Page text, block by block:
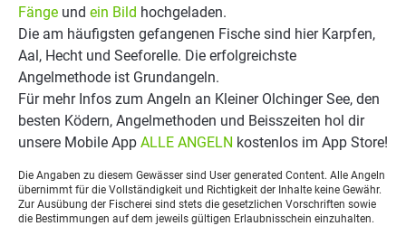
Fänge und ein Bild hochgeladen.
Die am häufigsten gefangenen Fische sind hier Karpfen,
Aal, Hecht und Seeforelle. Die erfolgreichste
Angelmethode ist Grundangeln.
Für mehr Infos zum Angeln an Kleiner Olchinger See, den
besten Ködern, Angelmethoden und Beisszeiten hol dir
unsere Mobile App ALLE ANGELN kostenlos im App Store!
Die Angaben zu diesem Gewässer sind User generated Content. Alle Angeln
übernimmt für die Vollständigkeit und Richtigkeit der Inhalte keine Gewähr.
Zur Ausübung der Fischerei sind stets die gesetzlichen Vorschriften sowie
die Bestimmungen auf dem jeweils gültigen Erlaubnisschein einzuhalten.